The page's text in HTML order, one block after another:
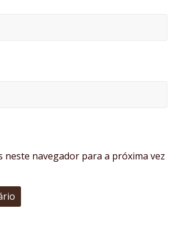
neste navegador para a próxima vez